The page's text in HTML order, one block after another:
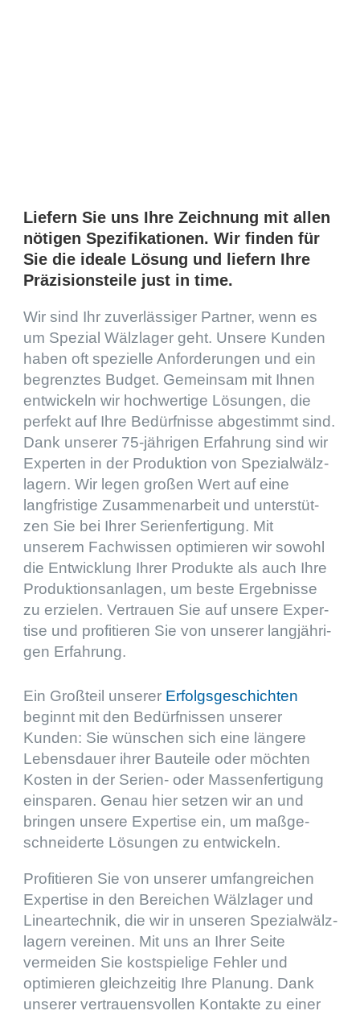
Liefern Sie uns Ihre Zeich­nung mit allen
nötigen Spezi­fi­ka­tio­nen. Wir finden für
Sie die ideale Lösung und liefern Ihre
Präzi­si­ons­teile just in time.
Wir sind Ihr zuver­läs­si­ger Partner, wenn es
um Spezial Wälzla­ger geht. Unsere Kunden
haben oft spezi­elle Anfor­de­run­gen und ein
begrenz­tes Budget. Gemein­sam mit Ihnen
entwi­ckeln wir hochwer­tige Lösun­gen, die
perfekt auf Ihre Bedürf­nisse abgestimmt sind.
Dank unserer 75-jähri­gen Erfah­rung sind wir
Exper­ten in der Produk­tion von Spezi­al­wälz­
la­gern. Wir legen großen Wert auf eine
langfris­tige Zusam­men­ar­beit und unter­stüt­
zen Sie bei Ihrer Serien­fer­ti­gung. Mit
unserem Fachwis­sen optimie­ren wir sowohl
die Entwick­lung Ihrer Produkte als auch Ihre
Produk­ti­ons­an­la­gen, um beste Ergeb­nisse
zu erzie­len. Vertrauen Sie auf unsere Exper­
tise und profi­tie­ren Sie von unserer langjäh­ri­
gen Erfahrung.
Ein Großteil unserer Erfolgs­ge­schich­ten
beginnt mit den Bedürf­nis­sen unserer
Kunden: Sie wünschen sich eine längere
Lebens­dauer ihrer Bauteile oder möchten
Kosten in der Serien- oder Massen­fer­ti­gung
einspa­ren. Genau hier setzen wir an und
bringen unsere Exper­tise ein, um maßge­
schnei­derte Lösun­gen zu entwickeln.
Profi­tie­ren Sie von unserer umfang­rei­chen
Exper­tise in den Berei­chen Wälzla­ger und
Linear­tech­nik, die wir in unseren Spezi­al­wälz­
la­gern verei­nen. Mit uns an Ihrer Seite
vermei­den Sie kostspie­lige Fehler und
optimie­ren gleich­zei­tig Ihre Planung. Dank
unserer vertrau­ens­vol­len Kontakte zu einer